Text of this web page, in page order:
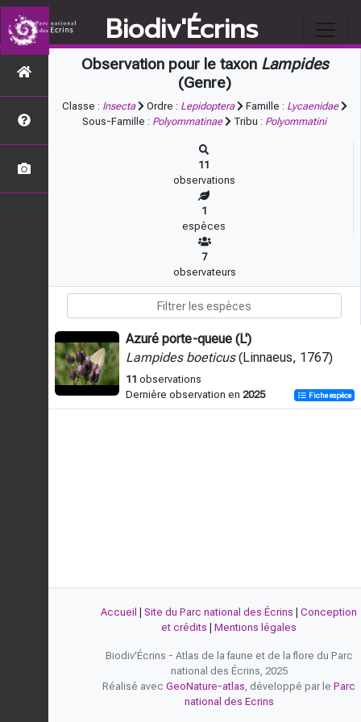
Biodiv'Écrins
Observation pour le taxon Lampides
(Genre)
Classe : Insecta Ordre : Lepidoptera Famille : Lycaenidae
Sous-Famille : Polyommatinae Tribu : Polyommatini
11
observations
1
espèces
7
observateurs
Azuré porte-queue (L')
Lampides boeticus(Linnaeus, 1767)
11 observations
Dernière observation en 2025 Fiche espèce
Accueil Site du Parc national des Écrins
Conception
et crédits
Mentions légales
Biodiv'Écrins - Atlas de la faune et de la flore du Parc
national des Écrins, 2025
Réalisé avec GeoNature-atlas, développé par le Parc
national des Ecrins